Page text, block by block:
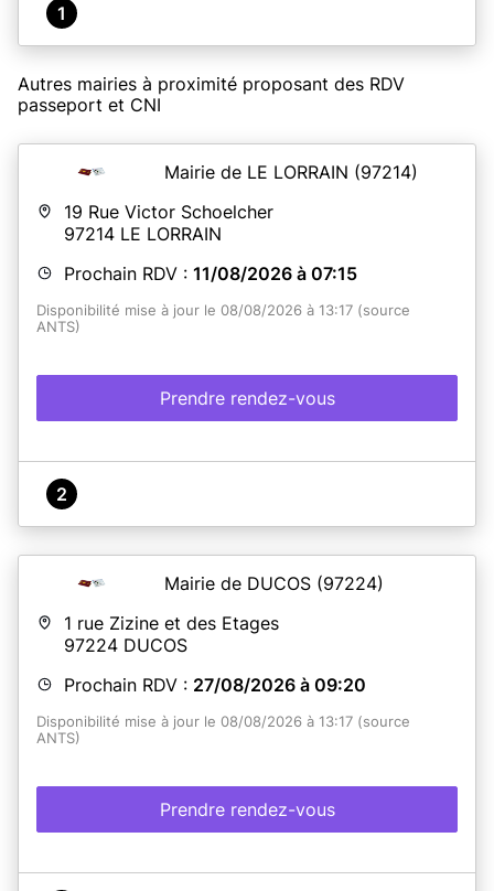
1
Autres mairies à proximité proposant des RDV
passeport et CNI
Mairie de LE LORRAIN (97214)
19 Rue Victor Schoelcher
97214 LE LORRAIN
Prochain RDV : 11/08/2026 à 07:15
Disponibilité mise à jour le 08/08/2026 à 13:17 (source
ANTS)
Prendre rendez-vous
2
Mairie de DUCOS (97224)
1 rue Zizine et des Etages
97224 DUCOS
Prochain RDV : 27/08/2026 à 09:20
Disponibilité mise à jour le 08/08/2026 à 13:17 (source
ANTS)
Prendre rendez-vous